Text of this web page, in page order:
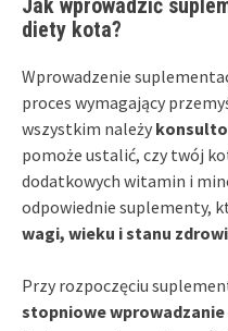
diety kota?
Wprowadzenie
proces wymagający
wszystkim należy
pomoże ustalić, czy twój
dodatkowych witamin i
odpowiednie suplementy,
wagi, wieku i stanu
Przy rozpoczęciu
stopniowe wprowadzanie